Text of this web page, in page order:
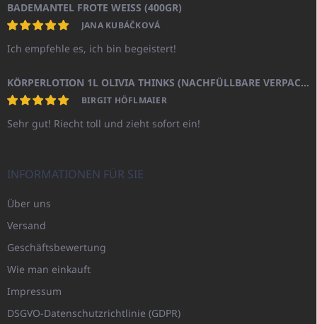
BADEMANTEL FROTE WEISS (400GR)
JANA KUBÁČKOVÁ
Ich empfehle es, ich bin begeistert!
KÖRPERLOTION 1L OLIVIA THINKS (NACHFÜLLBARE VERPACKUNG)
BIRGIT HÖFLMAIER
Sehr gut! Riecht toll und zieht sofort ein!
INFORMATIONEN FÜR SIE
Über uns
Versand
Geschäftsbewertung
Wie man einkauft
Impressum
DSGVO-Datenschutzrichtlinie (GDPR)